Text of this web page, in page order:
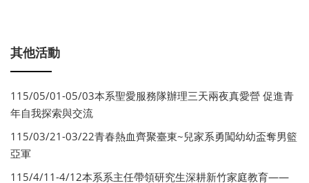
其他活動
115/05/01-05/03本系聖愛服務隊辦理三天兩夜真愛營 促進青
年自我探索與交流
115/03/21-03/22青春熱血齊聚臺東~兒家系勇闖幼幼盃奪男籃
亞軍
115/4/11-4/12本系系主任帶領研究生深耕新竹家庭教育——